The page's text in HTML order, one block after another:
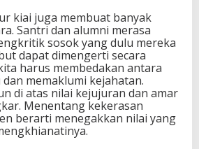
kiai juga membuat banyak
Santri dan alumni merasa
sosok yang dulu mereka
dapat dimengerti secara
harus membedakan antara
memaklumi kejahatan.
di atas nilai kejujuran dan amar
Menentang kekerasan
berarti menegakkan nilai yang